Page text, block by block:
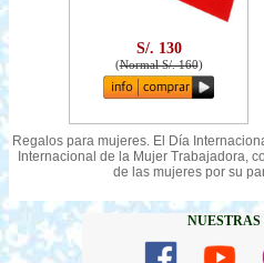
S/. 130
(Normal S/. 160)
Regalos para mujeres. El Día
Internacional de la Mujer Trabajadora,
de las mujeres por su
NUESTRAS